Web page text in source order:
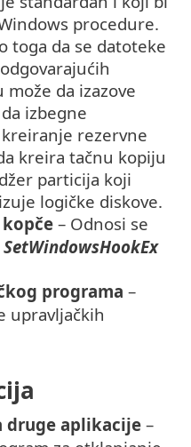
procedure.
toga da se datoteke
da izazove
izbegne
rezervne
kreira tačnu kopiju
particija koji
logičke diskove.
– Odnosi se
SetWindowsHookEx
programa –
upravljačkih
druge aplikacije –